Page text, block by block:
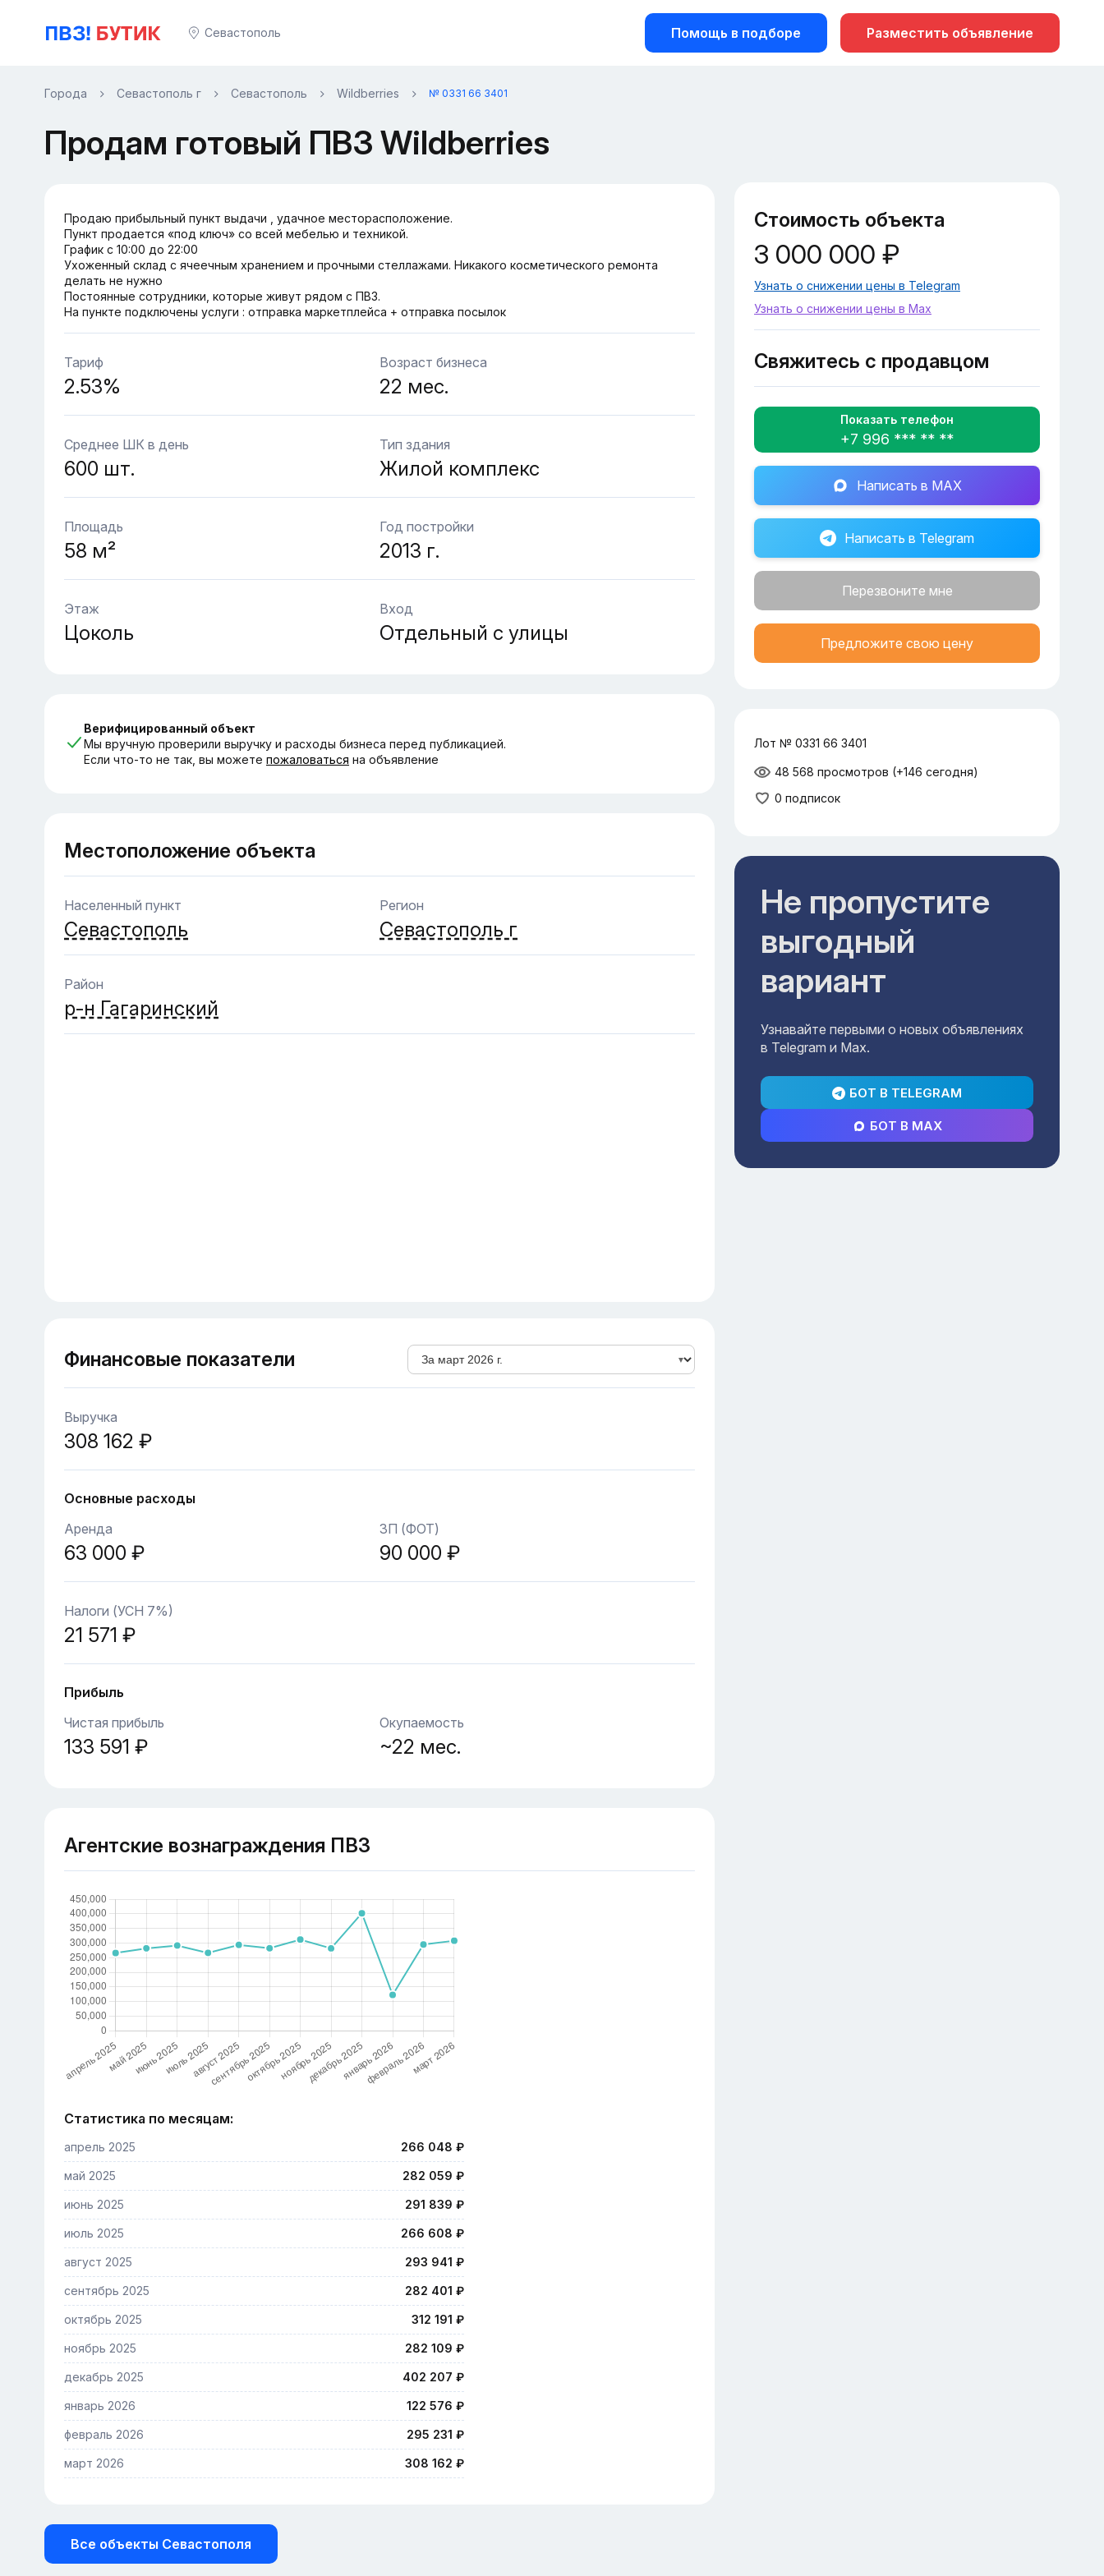
Севастополь Помощь в подборе Разместить объявление
Города Севастополь г Севастополь Wildberries № 0331 66 3401
Продам готовый ПВЗ Wildberries
Продаю прибыльный пункт выдачи , удачное месторасположение.
Пункт продается «под ключ» со всей мебелью и техникой.
График с 10:00 до 22:00
Ухоженный склад с ячеечным хранением и прочными стеллажами. Никакого косметического ремонта
делать не нужно
Постоянные сотрудники, которые живут рядом с ПВЗ.
На пункте подключены услуги : отправка маркетплейса + отправка посылок
Тариф
2.53%
Возраст бизнеса
22 мес.
Среднее ШК в день
600 шт.
Тип здания
Жилой комплекс
Площадь
58 м²
Год постройки
2013 г.
Этаж
Цоколь
Вход
Отдельный с улицы
Верифицированный объект
Мы вручную проверили выручку и расходы бизнеса перед публикацией.
Если что-то не так, вы можете пожаловаться на объявление
Местоположение объекта
Населенный пункт
Севастополь
Регион
Севастополь г
Район
р-н Гагаринский
Финансовые показатели
Выручка
308 162 ₽
Основные расходы
Аренда
63 000 ₽
ЗП (ФОТ)
90 000 ₽
Налоги (УСН 7%)
21 571 ₽
Прибыль
Чистая прибыль
133 591 ₽
Окупаемость
~22 мес.
Агентские вознаграждения ПВЗ
Статистика по месяцам:
апрель 2025 266 048 ₽
май 2025 282 059 ₽
июнь 2025 291 839 ₽
июль 2025 266 608 ₽
август 2025 293 941 ₽
сентябрь 2025 282 401 ₽
октябрь 2025 312 191 ₽
ноябрь 2025 282 109 ₽
декабрь 2025 402 207 ₽
январь 2026 122 576 ₽
февраль 2026 295 231 ₽
март 2026 308 162 ₽
Все объекты Севастополя
Стоимость объекта
3 000 000 ₽
Узнать о снижении цены в Telegram
Узнать о снижении цены в Max
Свяжитесь с продавцом
Показать телефон
+7 996 *** ** **
Написать в MAX
Написать в Telegram
Перезвоните мне
Предложите свою цену
Лот № 0331 66 3401
48 568 просмотров (+146 сегодня)
0 подписок
Не пропустите
выгодный
вариант
Узнавайте первыми о новых объявлениях
в Telegram и Max.
БОТ В TELEGRAM
БОТ В MAX